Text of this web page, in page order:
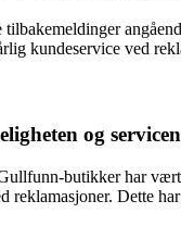
kundeservice ved
og
butikker har vært
reklamasjoner. Dette